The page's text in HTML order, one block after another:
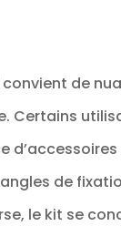
photos
de
poignet
et 2
de
Certains
de
le kit se